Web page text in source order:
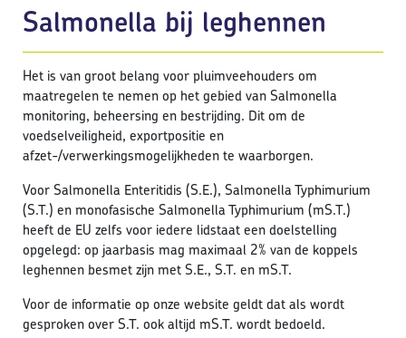
Salmonella bij leghennen
Het is van groot belang voor pluimveehouders om
maatregelen te nemen op het gebied van Salmonella
monitoring, beheersing en bestrijding. Dit om de
voedselveiligheid, exportpositie en
afzet-/verwerkingsmogelijkheden te waarborgen.
Voor Salmonella Enteritidis (S.E.), Salmonella Typhimurium
(S.T.) en monofasische Salmonella Typhimurium (mS.T.)
heeft de EU zelfs voor iedere lidstaat een doelstelling
opgelegd: op jaarbasis mag maximaal 2% van de koppels
leghennen besmet zijn met S.E., S.T. en mS.T.
Voor de informatie op onze website geldt dat als wordt
gesproken over S.T. ook altijd mS.T. wordt bedoeld.